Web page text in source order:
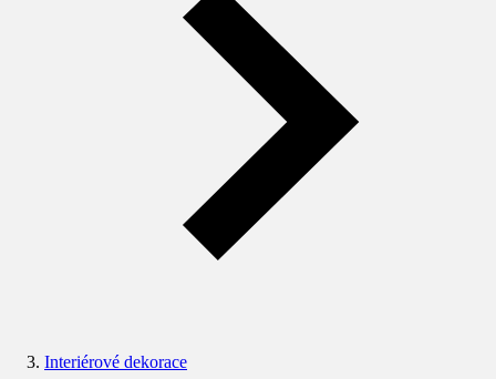
Interiérové dekorace